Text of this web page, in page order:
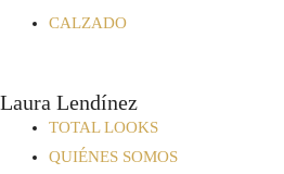
CALZADO
Laura Lendínez
TOTAL LOOKS
QUIÉNES SOMOS